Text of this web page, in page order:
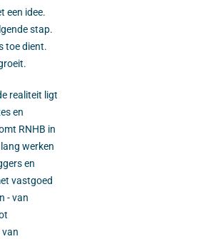
een idee.
stap.
toe dient.
realiteit ligt
en
RNHB in
werken
en
vastgoed
- van
van